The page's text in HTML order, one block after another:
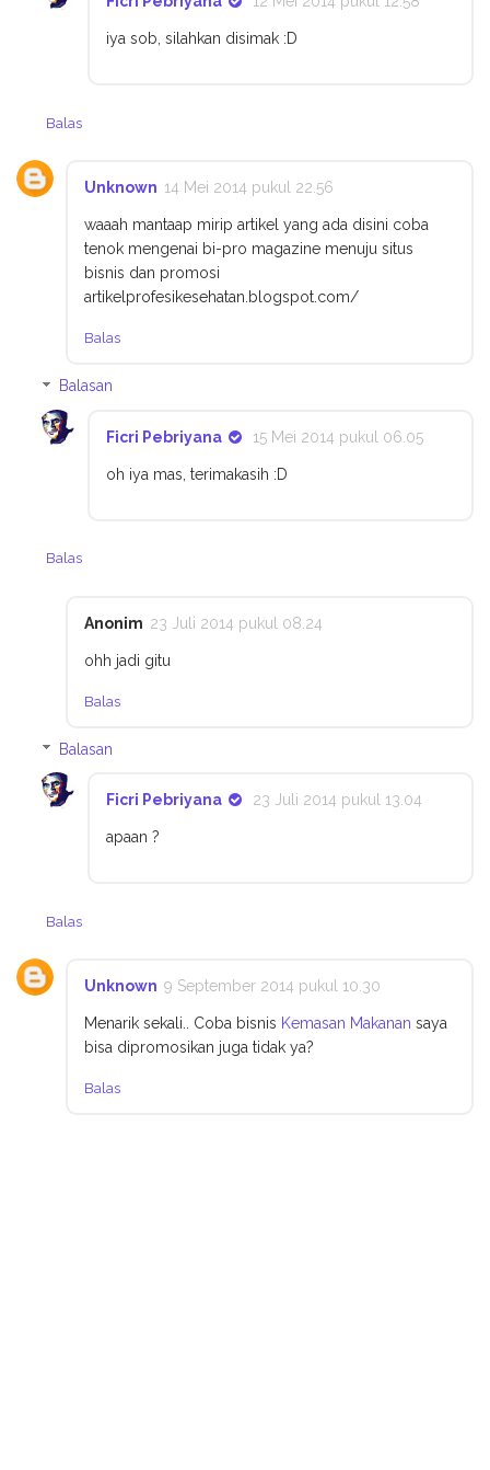
iya sob, silahkan disimak :D
Balas
Unknown 14 Mei 2014 pukul 22.56
waaah mantaap mirip artikel yang ada disini coba
tenok mengenai bi-pro magazine menuju situs
bisnis dan promosi
artikelprofesikesehatan.blogspot.com/
Balas
Balasan
Ficri Pebriyana 15 Mei 2014 pukul 06.05
oh iya mas, terimakasih :D
Balas
Anonim 23 Juli 2014 pukul 08.24
ohh jadi gitu
Balas
Balasan
Ficri Pebriyana 23 Juli 2014 pukul 13.04
apaan ?
Balas
Unknown 9 September 2014 pukul 10.30
Menarik sekali.. Coba bisnis Kemasan Makanan saya
bisa dipromosikan juga tidak ya?
Balas